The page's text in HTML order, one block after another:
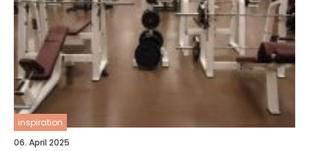
inspiration
06. April 2025